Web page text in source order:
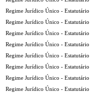
Regime Jurídico Único - Estatutário
Regime Jurídico Único - Estatutário
Regime Jurídico Único - Estatutário
Regime Jurídico Único - Estatutário
Regime Jurídico Único - Estatutário
Regime Jurídico Único - Estatutário
Regime Jurídico Único - Estatutário
Regime Jurídico Único - Estatutário